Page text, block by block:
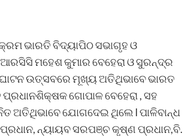
ଭାରତି ବିଦ୍ୟାପିଠ ସଭାଗୃହ ଓ
ମହେଶ କୁମାର ବେହେରା ଓ ସୁରନ୍ଦ୍ର
ଉତ୍ସବରେ ମୂଖ୍ୟ ଅତିଥିଭାବେ ଭାରତ
ଗୋପାଳ ବେହେରା , ସହ
ଅତିଥିଭାବେ ଯୋଗଦେଇ ଥିଲେ l ପାଳିବାନ୍ଧ
ନ୍ୟାୟବ ସରପଞ୍ଚ କୃଷ୍ଣ ପ୍ରଧାନ,ବି.